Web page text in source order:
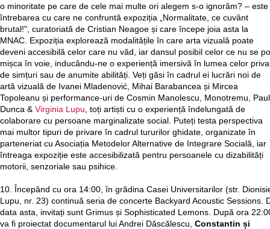
o minoritate pe care de cele mai multe ori alegem s-o ignorăm? – este
întrebarea cu care ne confruntă expoziția „Normalitate, ce cuvânt
brutal!", curatoriată de Cristian Neagoe și care începe joia asta la
MNAC. Expoziția explorează modalitățile în care arta vizuală poate
deveni accesibilă celor care nu văd, iar dansul posibil celor ce nu se
mișca în voie, inducându-ne o experiență imersivă în lumea celor
de simțuri sau de anumite abilități. Veți găsi în cadrul ei lucrări noi de
artă vizuală de Ivanei Mladenović, Mihai Barabancea și Mircea
Topoleanu și performance-uri de Cosmin Manolescu, Monotremu, Paul
Dunca & Virginia Lupu, toți artiști cu o experiență îndelungată de
colaborare cu persoane marginalizate social. Puteți testa perspectiva
mai multor tipuri de privare în cadrul tururilor ghidate, organizate în
parteneriat cu Asociația Metodelor Alternative de Integrare Socială, iar
întreaga expoziție este accesibilizată pentru persoanele cu dizabilități
motorii, senzoriale sau psihice.
10. Începând cu ora 14:00, în grădina Casei Universitarilor (str.
Lupu, nr. 23) continuă seria de concerte Backyard Acoustic Sessions.
data asta, invitați sunt Grimus și Sophisticated Lemons. După ora
va fi proiectat documentarul lui Andrei Dăscălescu, Constantin și